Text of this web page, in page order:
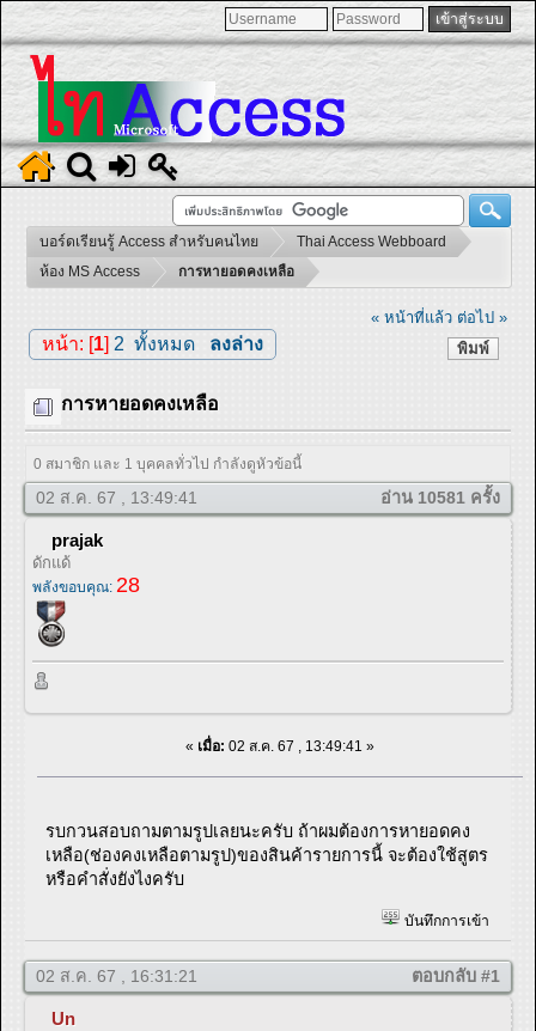
บอร์ดเรียนรู้ Access สำหรับคนไทย
Thai Access Webboard
ห้อง MS Access
การหายอดคงเหลือ
« หน้าที่แล้ว ต่อไป »
พิมพ์
หน้า: [1] 2 ทั้งหมด ลงล่าง
การหายอดคงเหลือ
0 สมาชิก และ 1 บุคคลทั่วไป กำลังดูหัวข้อนี้
02 ส.ค. 67 , 13:49:41 อ่าน 10581 ครั้ง
prajak
ดักแด้
พลังขอบคุณ: 28
« เมื่อ: 02 ส.ค. 67 , 13:49:41 »
รบกวนสอบถามตามรูปเลยนะครับ ถ้าผมต้องการหายอดคง
เหลือ(ช่องคงเหลือตามรูป)ของสินค้ารายการนี้ จะต้องใช้สูตร
หรือคำสั่งยังไงครับ
บันทึกการเข้า
02 ส.ค. 67 , 16:31:21 ตอบกลับ #1
Un